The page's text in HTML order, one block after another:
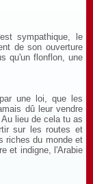
sympathique, le
de son ouverture
qu'un flonflon, une
une loi, que les
dû leur vendre
lieu de cela tu as
sur les routes et
riches du monde et
et indigne, l'Arabie